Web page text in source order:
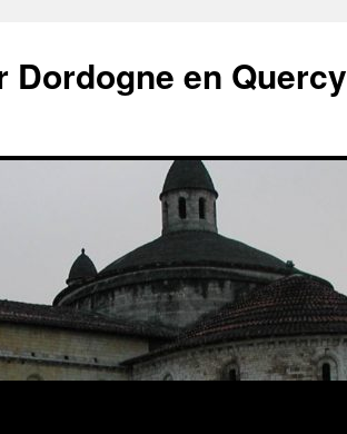
Dordogne en Quercy